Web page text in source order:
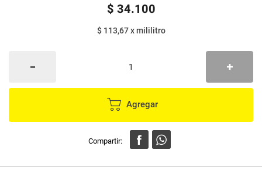
$ 34.100
$ 113,67xmililitro
Agregar